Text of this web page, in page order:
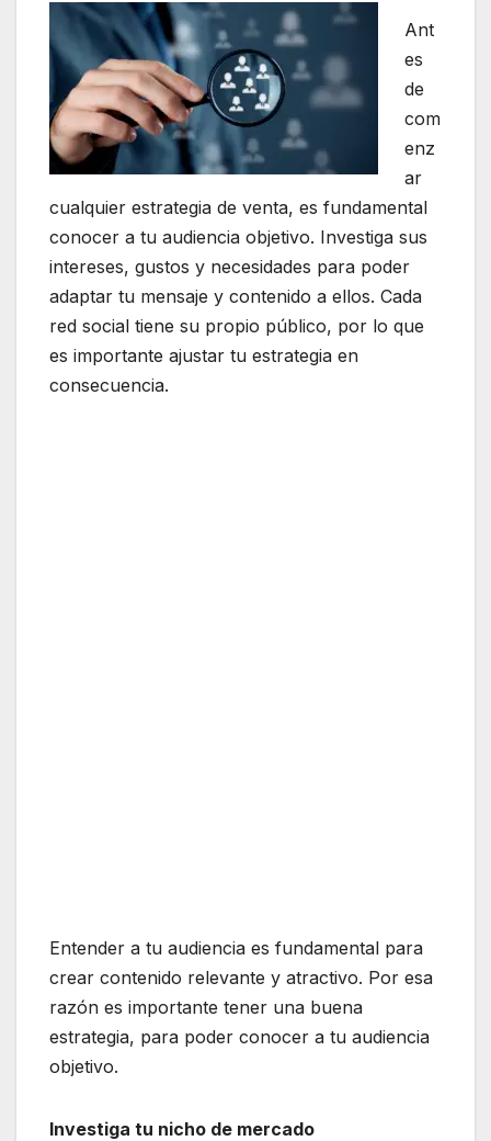
Ant
es
de
com
enz
ar
cualquier estrategia de venta, es fundamental
conocer a tu audiencia objetivo. Investiga sus
intereses, gustos y necesidades para poder
adaptar tu mensaje y contenido a ellos. Cada
red social tiene su propio público, por lo que
es importante ajustar tu estrategia en
consecuencia.
Entender a tu audiencia es fundamental para
crear contenido relevante y atractivo. Por esa
razón es importante tener una buena
estrategia, para poder conocer a tu audiencia
objetivo.
Investiga tu nicho de mercado